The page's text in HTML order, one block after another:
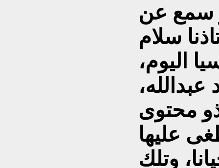
سمع عن
سلام
اليوم،
محتوى
عليها
وتلك